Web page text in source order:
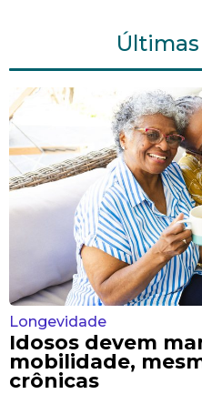
Longevidade
Idosos devem
mobilidade,
crônicas